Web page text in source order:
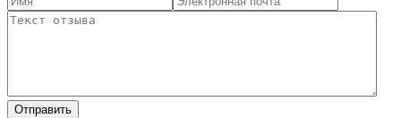
Отправить